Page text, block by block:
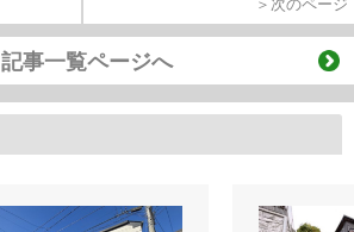
＞次のページ
記事一覧ページへ